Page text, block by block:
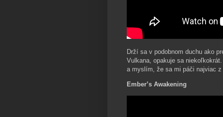
Drží sa v podobnom duchu ako
Vulkana, opakuje sa
a myslím, že sa mi páči najviac
Ember’s Awakening